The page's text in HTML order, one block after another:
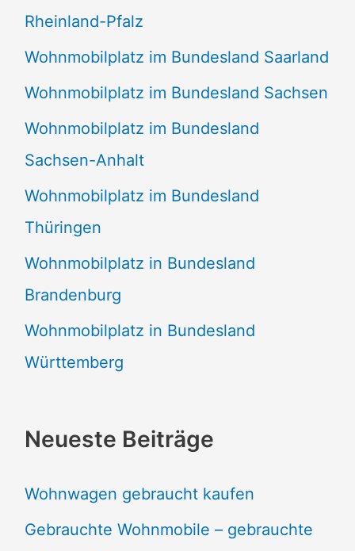
Rheinland-Pfalz
Wohnmobilplatz im Bundesland Saarland
Wohnmobilplatz im Bundesland Sachsen
Wohnmobilplatz im Bundesland
Sachsen-Anhalt
Wohnmobilplatz im Bundesland
Thüringen
Wohnmobilplatz in Bundesland
Brandenburg
Wohnmobilplatz in Bundesland
Württemberg
Neueste Beiträge
Wohnwagen gebraucht kaufen
Gebrauchte Wohnmobile – gebrauchte